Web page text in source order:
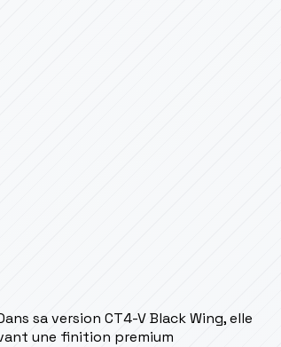
sa version CT4-V Black Wing, elle
une finition premium